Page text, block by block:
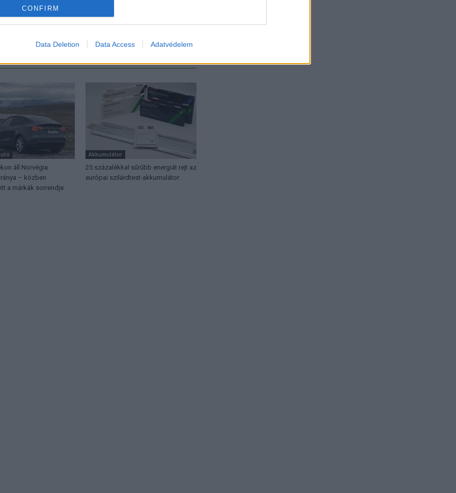
CONFIRM
Data Deletion Data Access Adatvédelem
áll Norvégia
– közben
a márkák sorrendje
Akkumulátor
25 százalékkal sűrűbb energiát rejt az
európai szilárdtest-akkumulátor